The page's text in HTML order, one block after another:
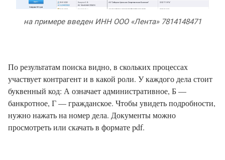
на примере введен ИНН ООО «Лента» 7814148471
По результатам поиска видно, в скольких процессах
участвует контрагент и в какой роли. У каждого дела стоит
буквенный код: А означает административное, Б —
банкротное, Г — гражданское. Чтобы увидеть подробности,
нужно нажать на номер дела. Документы можно
просмотреть или скачать в формате pdf.